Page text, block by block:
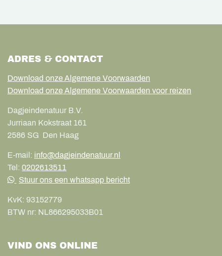
ADRES & CONTACT
Download onze Algemene Voorwaarden
Download onze Algemene Voorwaarden voor reizen
Dagjeindenatuur B.V.
Jurriaan Kokstraat 161
2586 SG Den Haag
E-mail: info@dagjeindenatuur.nl
Tel: 0202613511
Stuur ons een whatsapp bericht
KvK: 93152779
BTW nr: NL866295033B01
VIND ONS ONLINE